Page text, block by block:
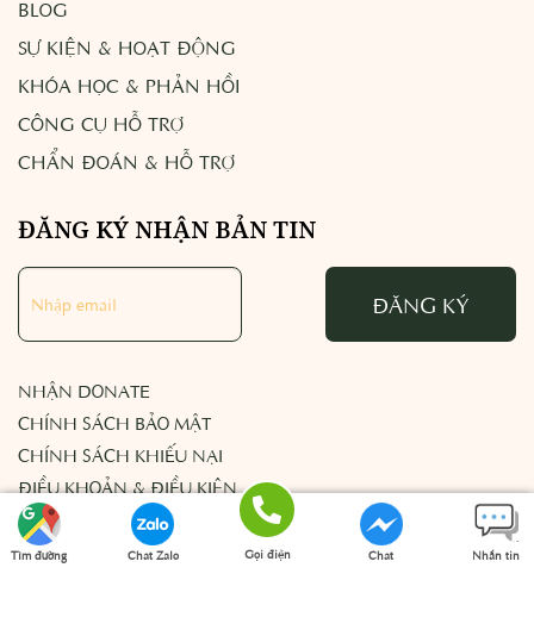
BLOG
SỰ KIỆN & HOẠT ĐỘNG
KHÓA HỌC & PHẢN HỒI
CÔNG CỤ HỖ TRỢ
CHẨN ĐOÁN & HỖ TRỢ
ĐĂNG KÝ NHẬN BẢN TIN
ĐĂNG KÝ
NHẬN DONATE
CHÍNH SÁCH BẢO MẬT
CHÍNH SÁCH KHIẾU NẠI
ĐIỀU KHOẢN & ĐIỀU KIỆN
© Copyright 2023 Vashna Thiên Kim, All rights reserved.
Tìm đường Chat Zalo Gọi điện
Chat
Nhắn tin